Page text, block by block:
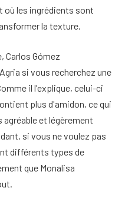
où les ingrédients sont
la texture.
Carlos Gómez
si vous recherchez une
il l'explique, celui-ci
plus d'amidon, ce qui
et légèrement
si vous ne voulez pas
différents types de
que Monalisa